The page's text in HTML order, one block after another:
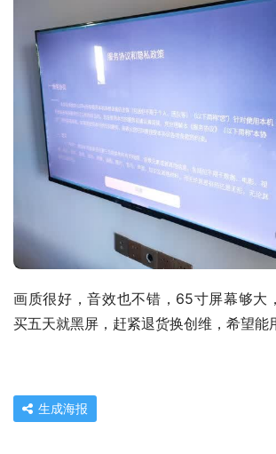
画质很好，音效也不错，65寸屏幕够大
买五天就黑屏，赶紧退货换创维，希望能
生成海报